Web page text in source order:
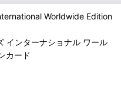
Worldwide Edition
インターナショナル ワール
カード